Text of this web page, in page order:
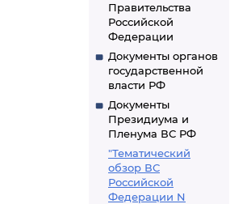
Правительства
Российской
Федерации
Документы органов
государственной
власти РФ
Документы
Президиума и
Пленума ВС РФ
"Тематический
обзор ВС
Российской
Федерации N